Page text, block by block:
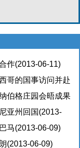
作(2013-06-11)
哥的国事访问并赴
06-10)
伯格庄园会晤成果
亚州回国(2013-
马(2013-06-09)
(2013-06-09)